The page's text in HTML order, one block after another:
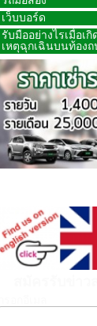
เว็บบอร์ด
รับมืออย่างไรเมื่อเกิ
เหตุฉุกเฉินบนท้อง